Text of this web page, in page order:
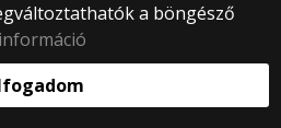
a böngésző